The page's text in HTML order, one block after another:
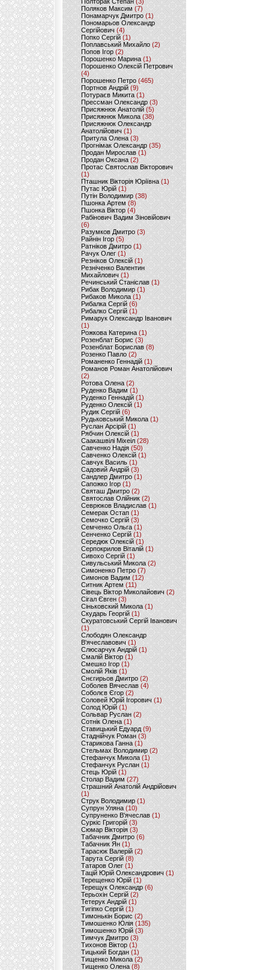
Поляков Максим (7)
Понамарчук Дмитро (1)
Пономарьов Олександр
Сергійович(4)
Попко Сергій (1)
Поплавський Михайло (2)
Попов Ігор(2)
Порошенко Марина (1)
Порошенко Олексій Петрович
(4)
Порошенко Петро (465)
Портнов Андрій (9)
Потураєв Микита(1)
Прессман Олександр(3)
Присяжнюк Анатолій (5)
Присяжнюк Микола (38)
Присяжнюк Олександр
Анатолійович (1)
Притула Олена (3)
Прогнімак Олександр(35)
Продан Мирослав(1)
Продан Оксана (2)
Протас Святослав Вікторович
(1)
Пташник Вікторія Юріївна (1)
Путас Юрій (1)
Путін Володимир(38)
Пшонка Артем (8)
Пшонка Віктор(4)
Рабінович Вадим Зіновійович
(6)
Разумков Дмитро (3)
Райнін Ігор(5)
Ратніков Дмитро (1)
Рачук Олег (1)
Резніков Олексій(1)
Резніченко Валентин
Михайлович (1)
Речинський Станіслав (1)
Рибак Володимир(1)
Рибаков Микола(1)
Рибалка Сергій (6)
Рибалко Сергій (1)
Римарук Олександр Іванович
(1)
Рожкова Катерина(1)
Розенблат Борис (3)
Розенблат Борислав (8)
Розенко Павло (2)
Романенко Геннадій (1)
Романов Роман Анатолійович
(2)
Ротова Олена(2)
Руденко Вадим (1)
Руденко Геннадій (1)
Руденко Олексій(1)
Рудик Сергій(6)
Рудьковський Микола (1)
Руслан Арсірій(1)
Рябчин Олексій (1)
Саакашвілі Міхеіл(28)
Савченко Надія (50)
Савченко Олексій(1)
Савчук Василь (1)
Садовий Андрій (3)
Сандлер Дмитро(1)
Сапожко Ігор(1)
Святаш Дмитро (2)
Святослав Олійник (2)
Севрюков Владислав (1)
Семерак Остап (1)
Семочко Сергій (3)
Семченко Ольга (1)
Сенченко Сергій(1)
Середюк Олексій(1)
Серпокрилов Віталій(1)
Сивохо Сергій(1)
Сивульський Микола(2)
Симоненко Петро(7)
Симонов Вадим (12)
Ситник Артем(11)
Сівець Віктор Миколайович(2)
Сігал Євген (3)
Сіньковский Микола(1)
Скударь Георгій (1)
Скуратовський Сергій Іванович
(1)
Слободян Олександр
В'ячеславович(1)
Слюсарчук Андрій(1)
Смалій Віктор (1)
Смешко Ігор (1)
Смолій Яків (1)
Снєгирьов Дмитро (2)
Соболев Вячеслав (4)
Соболєв Єгор(2)
Соловей Юрій Ігорович (1)
Солод Юрій (1)
Сольвар Руслан (2)
Сотнік Олена(1)
Ставицький Едуард (9)
Стаднійчук Роман(3)
Старикова Ганна (1)
Стельмах Володимир(2)
Стефанчук Микола (1)
Стефанчук Руслан (1)
Стець Юрій (1)
Столар Вадим(27)
Страшний Анатолій Андрійович
(1)
Струк Володимир (1)
Супрун Уляна (10)
Супруненко В'ячеслав (1)
Суркіс Григорій (3)
Сюмар Вікторія (3)
Табачник Дмитро (6)
Табачник Ян(1)
Тарасюк Валерій (2)
Тарута Сергій (8)
Татаров Олег(1)
Тацій Юрій Олександрович(1)
Терещенко Юрій(1)
Терещук Олександр(6)
Терьохін Сергій (2)
Тетерук Андрій (1)
Тигіпко Сергій(1)
Тимонькін Борис (2)
Тимошенко Юлія (135)
Тимошенко Юрій(3)
Тимчук Дмитро (3)
Тихонов Віктор (1)
Тицький Богдан (1)
Тищенко Микола (2)
Тищенко Олена (8)